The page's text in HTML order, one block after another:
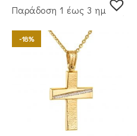
Παράδoση 1 έως 3 ημέρες
-18%